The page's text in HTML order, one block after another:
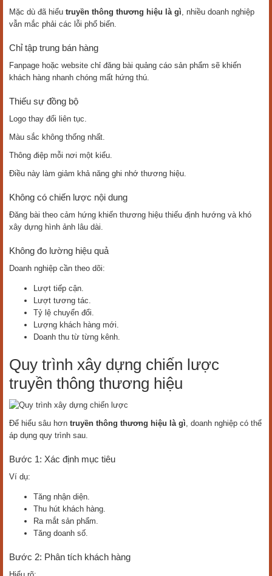
Mặc dù đã hiểu truyền thông thương hiệu là gì, nhiều doanh nghiệp
vẫn mắc phải các lỗi phổ biến.
Chỉ tập trung bán hàng
Fanpage hoặc website chỉ đăng bài quảng cáo sản phẩm sẽ khiến
khách hàng nhanh chóng mất hứng thú.
Thiếu sự đồng bộ
Logo thay đổi liên tục.
Màu sắc không thống nhất.
Thông điệp mỗi nơi một kiểu.
Điều này làm giảm khả năng ghi nhớ thương hiệu.
Không có chiến lược nội dung
Đăng bài theo cảm hứng khiến thương hiệu thiếu định hướng và khó
xây dựng hình ảnh lâu dài.
Không đo lường hiệu quả
Doanh nghiệp cần theo dõi:
Lượt tiếp cận.
Lượt tương tác.
Tỷ lệ chuyển đổi.
Lượng khách hàng mới.
Doanh thu từ từng kênh.
Quy trình xây dựng chiến lược
truyền thông thương hiệu
Để hiểu sâu hơn truyền thông thương hiệu là gì, doanh nghiệp có thể
áp dụng quy trình sau.
Bước 1: Xác định mục tiêu
Ví dụ:
Tăng nhận diện.
Thu hút khách hàng.
Ra mắt sản phẩm.
Tăng doanh số.
Bước 2: Phân tích khách hàng